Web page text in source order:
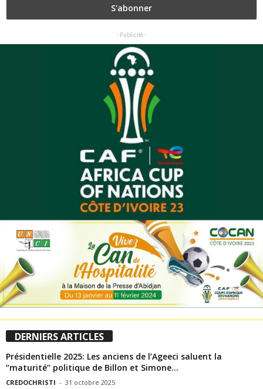
- Publicité -
DERNIERS ARTICLES
Présidentielle 2025: Les anciens de l’Ageeci saluent la
‘’maturité’’ politique de Billon et Simone...
CREDOCHRISTI - 31 octobre 2025